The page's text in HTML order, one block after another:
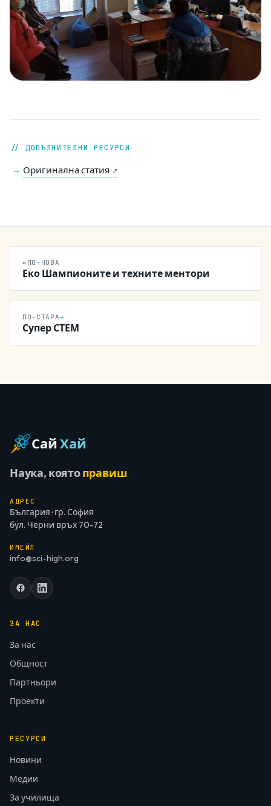
// ДОПЪЛНИТЕЛНИ РЕСУРСИ
→ Оригинална статия ↗
←ПО-НОВА
Еко Шампионите и техните ментори
ПО-СТАРА→
Супер СТЕМ
СайХай
Наука, коятоправиш
АДРЕС
България · гр. София
бул. Черни връх 70-72
ИМЕЙЛ
info@sci-high.org
ЗА НАС
За нас
Общност
Партньори
Проекти
РЕСУРСИ
Новини
Медии
За училища